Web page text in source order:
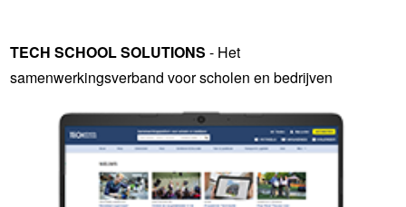
TECH SCHOOL SOLUTIONS - Het
samenwerkingsverband voor scholen en bedrijven